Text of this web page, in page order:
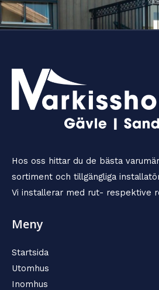
m
e
Hos oss hittar du de bästa
sortiment och tillgängliga
Vi installerar med rut- respektive
Meny
Startsida
Utomhus
Inomhus